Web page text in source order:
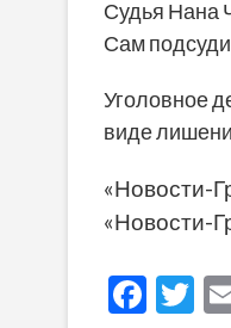
Судья Нана
Сам
Уголовное
виде
«Новости-
«Новости-
F
T